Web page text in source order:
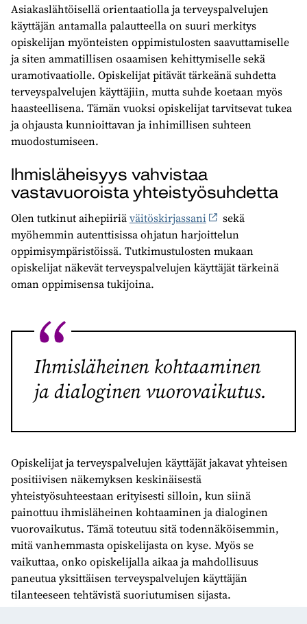
Asiakaslähtöisellä orientaatiolla ja terveyspalvelujen
käyttäjän antamalla palautteella on suuri merkitys
opiskelijan myönteisten oppimistulosten saavuttamiselle
ja siten ammatillisen osaamisen kehittymiselle sekä
uramotivaatiolle. Opiskelijat pitävät tärkeänä suhdetta
terveyspalvelujen käyttäjiin, mutta suhde koetaan myös
haasteellisena. Tämän vuoksi opiskelijat tarvitsevat tukea
ja ohjausta kunnioittavan ja inhimillisen suhteen
muodostumiseen.
Ihmisläheisyys vahvistaa
vastavuoroista yhteistyösuhdetta
Olen tutkinut aihepiiriäväitöskirjassani
sekä
myöhemmin autenttisissa ohjatun harjoittelun
oppimisympäristöissä. Tutkimustulosten mukaan
opiskelijat näkevät terveyspalvelujen käyttäjät tärkeinä
oman oppimisensa tukijoina.
Ihmisläheinen kohtaaminen
ja dialoginen vuorovaikutus.
Opiskelijat ja terveyspalvelujen käyttäjät jakavat yhteisen
positiivisen näkemyksen keskinäisestä
yhteistyösuhteestaan erityisesti silloin, kun siinä
painottuu ihmisläheinen kohtaaminen ja dialoginen
vuorovaikutus. Tämä toteutuu sitä todennäköisemmin,
mitä vanhemmasta opiskelijasta on kyse. Myös se
vaikuttaa, onko opiskelijalla aikaa ja mahdollisuus
paneutua yksittäisen terveyspalvelujen käyttäjän
tilanteeseen tehtävistä suoriutumisen sijasta.